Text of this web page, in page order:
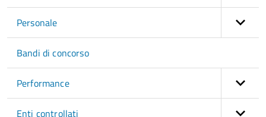
Personale
Bandi di concorso
Performance
Enti controllati